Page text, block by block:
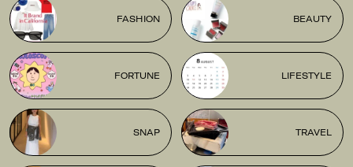
FASHION BEAUTY
FORTUNE LIFESTYLE
SNAP TRAVEL